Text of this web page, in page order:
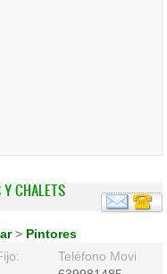
Y CHALETS
> Pintores
Teléfono Movil: